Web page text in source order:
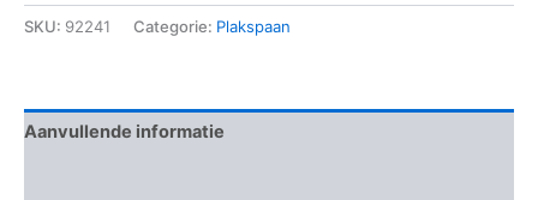
SKU: 92241 Categorie: Plakspaan
Aanvullende informatie